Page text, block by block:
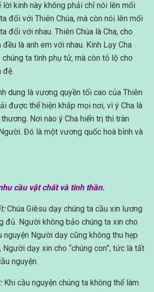
lời kinh này không phải chỉ nói lên mối
đối với Thiên Chúa, mà còn nói lên mối
đối với nhau. Thiên Chúa là Cha, cho
là anh em với nhau. Kinh Lạy Cha
ta tình phụ tử, mà còn tỏ lộ cho
đệ.
dung là vương quyền tối cao của Thiên
được thể hiện khắp mọi nơi, vì ý Cha là
Nơi nào ý Cha hiển trị thì tràn
Đó là một vương quốc hoà bình và
cầu vật chất và tinh thần.
Chúa Giêsu dạy chúng ta cầu xin lương
đủ. Người không bảo chúng ta xin cho
Người dạy cũng không thu hẹp
dạy xin cho “chúng con”, tức là tất
nguyện.
Khi cầu nguyện chúng ta không thể làm